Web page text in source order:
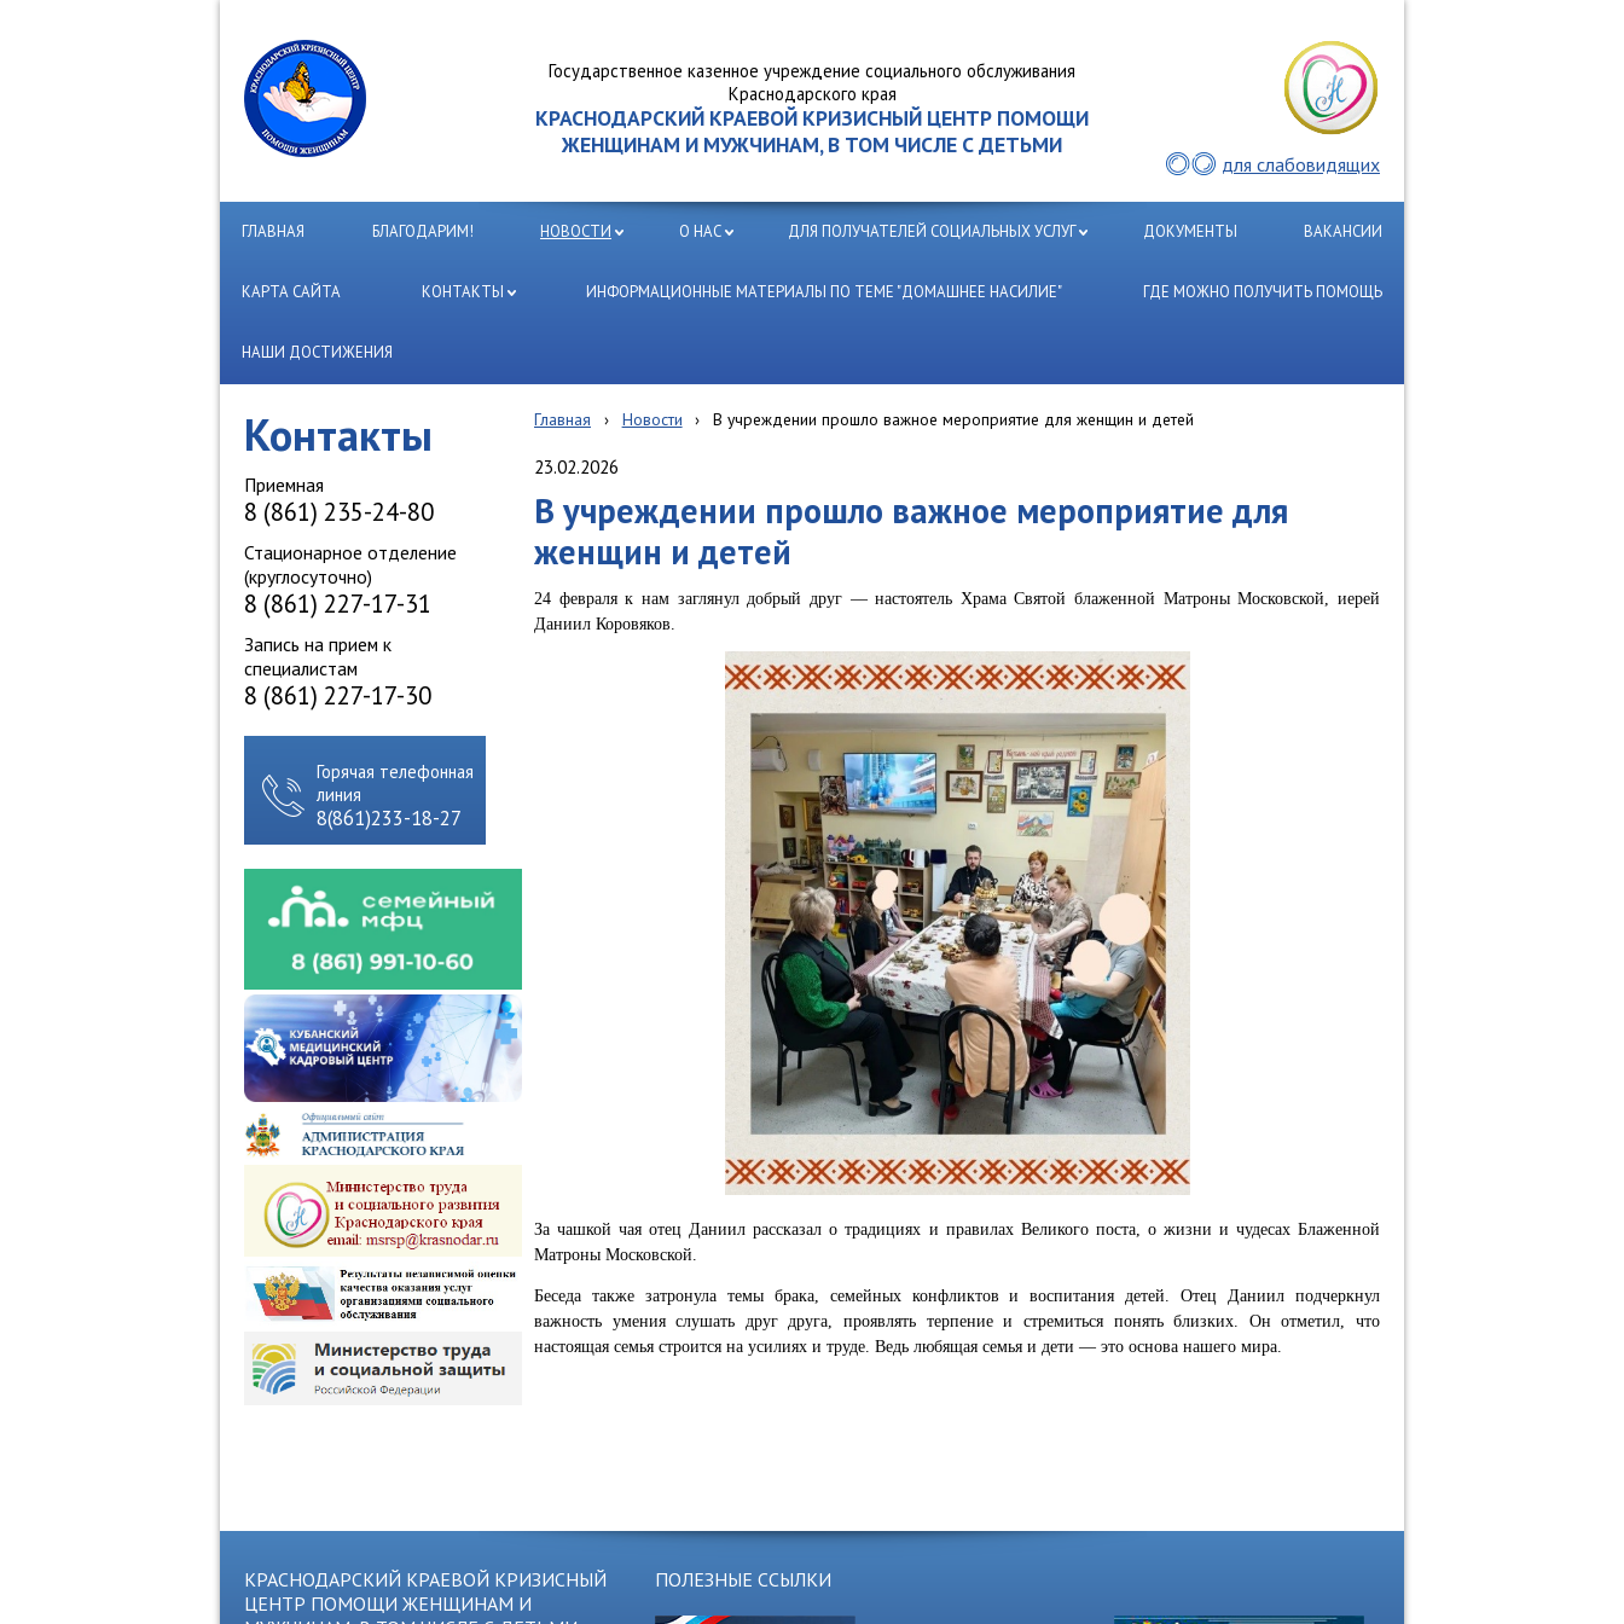
для слабовидящих
Государственное казенное учреждение социального обслуживания
Краснодарского края
КРАСНОДАРСКИЙ КРАЕВОЙ КРИЗИСНЫЙ ЦЕНТР ПОМОЩИ
ЖЕНЩИНАМ И МУЖЧИНАМ, В ТОМ ЧИСЛЕ С ДЕТЬМИ
ГЛАВНАЯ БЛАГОДАРИМ! НОВОСТИ О НАС ДЛЯ ПОЛУЧАТЕЛЕЙ СОЦИАЛЬНЫХ УСЛУГ ДОКУМЕНТЫ ВАКАНСИИ
КАРТА САЙТА КОНТАКТЫ ИНФОРМАЦИОННЫЕ МАТЕРИАЛЫ ПО ТЕМЕ "ДОМАШНЕЕ НАСИЛИЕ" ГДЕ МОЖНО ПОЛУЧИТЬ ПОМОЩЬ
НАШИ ДОСТИЖЕНИЯ
Контакты
Приемная
8 (861) 235-24-80
Стационарное отделение
(круглосуточно)
8 (861) 227-17-31
Запись на прием к
специалистам
8 (861) 227-17-30
Горячая телефонная
линия
8(861)233-18-27
Главная › Новости › В учреждении прошло важное мероприятие для женщин и детей
23.02.2026
В учреждении прошло важное мероприятие для
женщин и детей
24 февраля к нам заглянул добрый друг — настоятель Храма Святой блаженной Матроны Московской, иерей
Даниил Коровяков.
За чашкой чая отец Даниил рассказал о традициях и правилах Великого поста, о жизни и чудесах Блаженной
Матроны Московской.
Беседа также затронула темы брака, семейных конфликтов и воспитания детей. Отец Даниил подчеркнул
важность умения слушать друг друга, проявлять терпение и стремиться понять близких. Он отметил, что
настоящая семья строится на усилиях и труде. Ведь любящая семья и дети — это основа нашего мира.
КРАСНОДАРСКИЙ КРАЕВОЙ КРИЗИСНЫЙ
ЦЕНТР ПОМОЩИ ЖЕНЩИНАМ И
ПОЛЕЗНЫЕ ССЫЛКИ